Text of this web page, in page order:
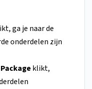
ga je naar de
onderdelen zijn
klikt,